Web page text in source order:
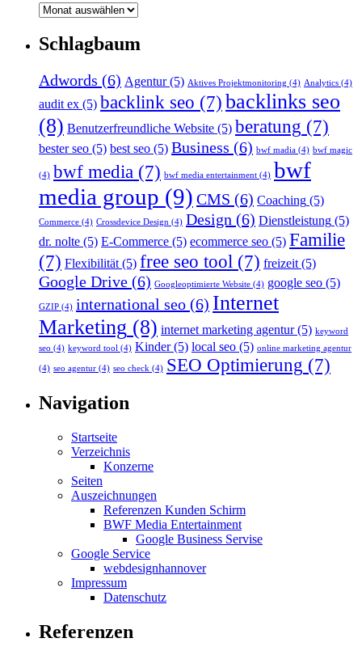
Archiv
Schlagbaum
Adwords (6) Agentur(5) Aktives Projektmonitoring (4) Analytics (4)
audit ex (5) backlink seo (7)backlinks seo
(8) Benutzerfreundliche Website (5) beratung (7)
bester seo (5) best seo (5) Business (6) bwf madia (4) bwf magic
(4) bwf media (7) bwf media entertainment (4) bwf
media group (9) CMS (6) Coaching (5)
Commerce (4) Crossdevice Design (4) Design (6) Dienstleistung (5)
dr. nolte (5) E-Commerce (5) ecommerce seo (5) Familie
(7) Flexibilität (5) free seo tool (7) freizeit (5)
Google Drive (6) Googleoptimierte Website (4) google seo (5)
GZIP (4) international seo (6) Internet
Marketing (8) internet marketing agentur(5) keyword
seo (4) keyword tool (4) Kinder(5) local seo (5) online marketing agentur
(4) seo agentur (4) seo check (4) SEO Optimierung (7)
Navigation
Startseite
Verzeichnis
Konzerne
Seiten
Auszeichnungen
Referenzen Kunden Schirm
BWF Media Entertainment
Google Business Servise
Google Service
webdesignhannover
Impressum
Datenschutz
Referenzen